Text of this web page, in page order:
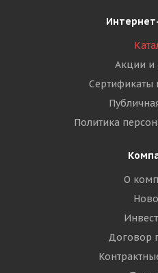
Акции и
Сертификаты
Политика
О
Договор